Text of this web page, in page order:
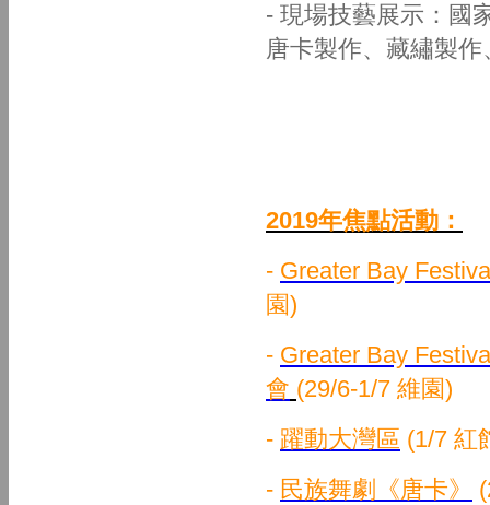
- 現場技藝展示：國
唐卡製作、藏繡製
2019年焦點活動：
- Greater Bay
園)
- Greater Bay
會 (29/6-1/7 維園)
- 躍動大灣區 (1/7 紅
- 民族舞劇《唐卡》